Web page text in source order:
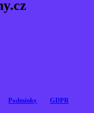
Podmínky GDPR